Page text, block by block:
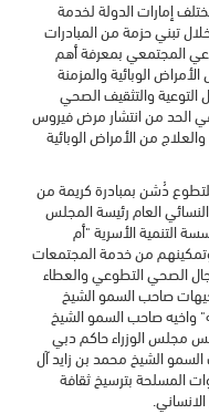
إمارات الدولة لخدمة
تبني حزمة من المبادرات
المجتمعي بمعرفة أهم
الوبائية والمزمنة
التوعية والتثقيف الصحي
الحد من انتشار مرض فيروس
من الأمراض الوبائية
دُشن بمبادرة كريمة من
العام رئيسة المجلس
التنمية الأسرية "أم
من خدمة المجتمعات
الصحي التطوعي والعطاء
صاحب السمو الشيخ
واخيه صاحب السمو الشيخ
مجلس الوزراء حاكم دبي
السمو الشيخ محمد بن زايد آل
المسلحة بترسيخ ثقافة